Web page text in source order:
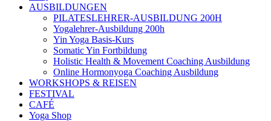
AUSBILDUNGEN
PILATESLEHRER-AUSBILDUNG 200H
Yogalehrer-Ausbildung 200h
Yin Yoga Basis-Kurs
Somatic Yin Fortbildung
Holistic Health & Movement Coaching Ausbildung
Online Hormonyoga Coaching Ausbildung
WORKSHOPS & REISEN
FESTIVAL
CAFÉ
Yoga Shop